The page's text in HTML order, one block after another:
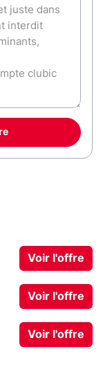
Voir l'offre
Voir l'offre
Voir l'offre